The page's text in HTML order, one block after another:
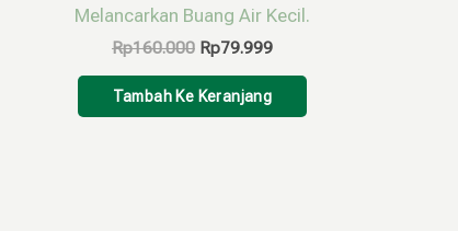
Melancarkan Buang Air Kecil.
Rp160.000 Rp79.999
Tambah Ke Keranjang